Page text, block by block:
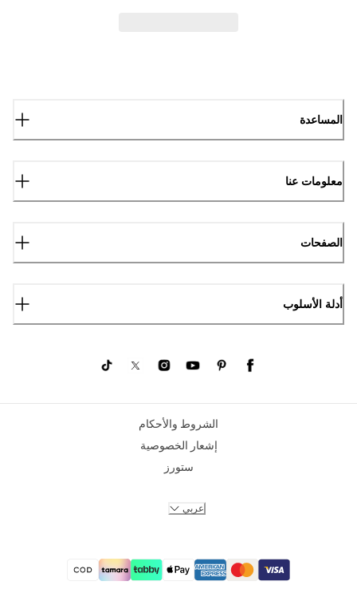
المساعدة
معلومات عنا
الصفحات
أدلة الأسلوب
الشروط والأحكام
إشعار الخصوصية
ستورز
عربي